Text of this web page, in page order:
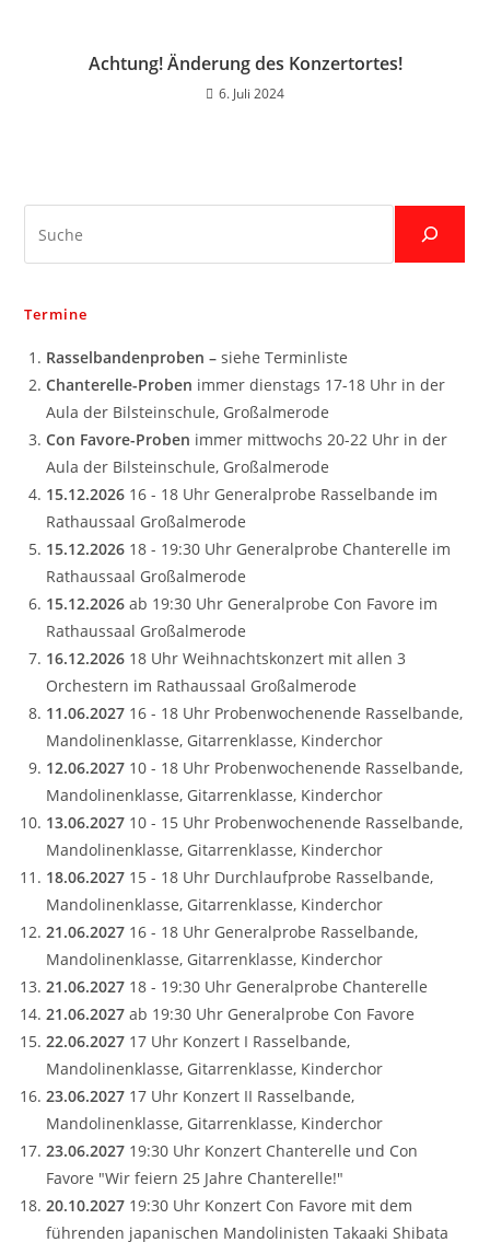
Achtung! Änderung des Konzertortes!
6. Juli 2024
Termine
Rasselbandenproben –siehe Terminliste
Chanterelle-Proben immer dienstags 17-18 Uhr in der
Aula der Bilsteinschule, Großalmerode
Con Favore-Proben immer mittwochs 20-22 Uhr in der
Aula der Bilsteinschule, Großalmerode
15.12.2026 16 - 18 Uhr Generalprobe Rasselbande im
Rathaussaal Großalmerode
15.12.2026 18 - 19:30 Uhr Generalprobe Chanterelle im
Rathaussaal Großalmerode
15.12.2026ab 19:30 Uhr Generalprobe Con Favore im
Rathaussaal Großalmerode
16.12.2026 18 Uhr Weihnachtskonzert mit allen 3
Orchestern im Rathaussaal Großalmerode
11.06.2027 16 - 18 Uhr Probenwochenende Rasselbande,
Mandolinenklasse, Gitarrenklasse, Kinderchor
12.06.2027 10 - 18 Uhr Probenwochenende Rasselbande,
Mandolinenklasse, Gitarrenklasse, Kinderchor
13.06.2027 10 - 15 Uhr Probenwochenende Rasselbande,
Mandolinenklasse, Gitarrenklasse, Kinderchor
18.06.2027 15 - 18 Uhr Durchlaufprobe Rasselbande,
Mandolinenklasse, Gitarrenklasse, Kinderchor
21.06.2027 16 - 18 Uhr Generalprobe Rasselbande,
Mandolinenklasse, Gitarrenklasse, Kinderchor
21.06.2027 18 - 19:30 Uhr Generalprobe Chanterelle
21.06.2027 ab 19:30 Uhr Generalprobe Con Favore
22.06.2027 17 Uhr Konzert I Rasselbande,
Mandolinenklasse, Gitarrenklasse, Kinderchor
23.06.2027 17 Uhr Konzert II Rasselbande,
Mandolinenklasse, Gitarrenklasse, Kinderchor
23.06.2027 19:30 Uhr Konzert Chanterelle und Con
Favore "Wir feiern 25 Jahre Chanterelle!"
20.10.2027 19:30 Uhr Konzert Con Favore mit dem
führenden japanischen Mandolinisten Takaaki Shibata